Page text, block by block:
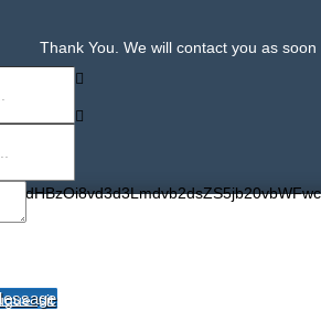
Thank You. We will contact you as
sit magnis, magna aenean aenean